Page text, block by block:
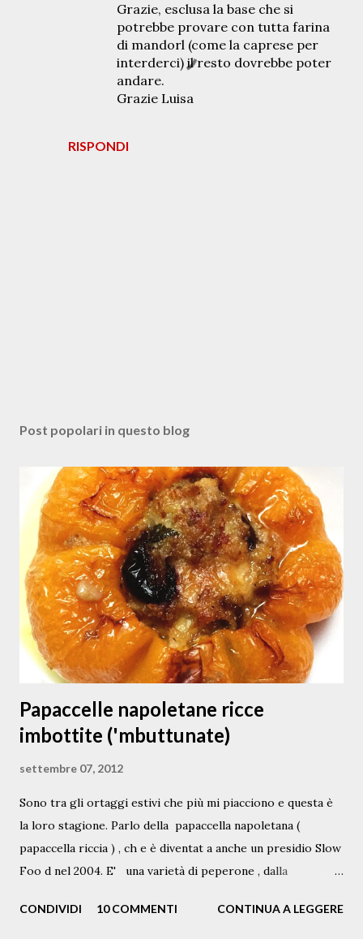
RISPONDI
Grazie, esclusa la base che si
potrebbe provare con tutta farina
di mandorl (come la caprese per
interderci) il resto dovrebbe poter
andare.
Grazie Luisa
s
c
m
e
n
o
Post popolari in questo blog
Papaccelle napoletane ricce
imbottite ('mbuttunate)
settembre 07, 2012
Sono tra gli ortaggi estivi che più mi piacciono e questa è
la loro stagione. Parlo della papaccella napoletana (
papaccella riccia ) , ch e è diventat a anche un presidio Slow
Foo d nel 2004. E' una varietà di peperone , dalla
verde e di rosso intenso o vinato, tipicamente coltivata
CONDIVIDI 10 COMMENTI CONTINUA A LEGGERE